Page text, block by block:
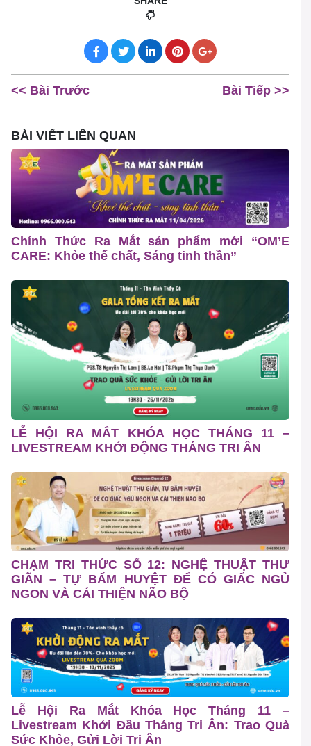
<< Bài Trước Bài Tiếp >>
BÀI VIẾT LIÊN QUAN
Chính Thức Ra Mắt sản phẩm mới “OM’E
CARE: Khỏe thể chất, Sáng tinh thần”
LỄ HỘI RA MẮT KHÓA HỌC THÁNG 11 –
LIVESTREAM KHỞI ĐỘNG THÁNG TRI ÂN
CHẠM TRI THỨC SỐ 12: NGHỆ THUẬT THƯ
GIÃN – TỰ BẤM HUYỆT ĐỂ CÓ GIẤC NGỦ
NGON VÀ CẢI THIỆN NÃO BỘ
Lễ Hội Ra Mắt Khóa Học Tháng 11 –
Livestream Khởi Đầu Tháng Tri Ân: Trao Quà
Sức Khỏe, Gửi Lời Tri Ân